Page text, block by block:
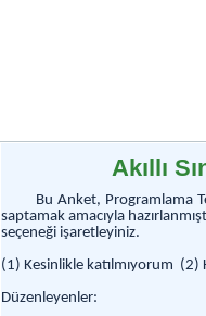
Akıllı
Bu Anket, Programlama
saptamak amacıyla
seçeneği işaretleyiniz.
(1) Kesinlikle katılmıyorum (2)
Düzenleyenler: